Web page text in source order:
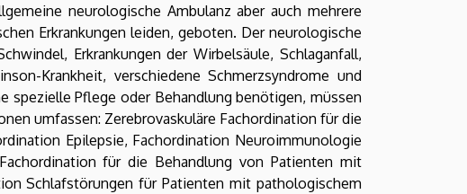
neurologische Ambulanz aber auch mehrere
Erkrankungen leiden, geboten. Der neurologische
Erkrankungen der Wirbelsäule, Schlaganfall,
Krankheit, verschiedene Schmerzsyndrome und
spezielle Pflege oder Behandlung benötigen, müssen
umfassen: Zerebrovaskuläre Fachordination für die
Epilepsie, Fachordination Neuroimmunologie
für die Behandlung von Patienten mit
Schlafstörungen für Patienten mit pathologischem